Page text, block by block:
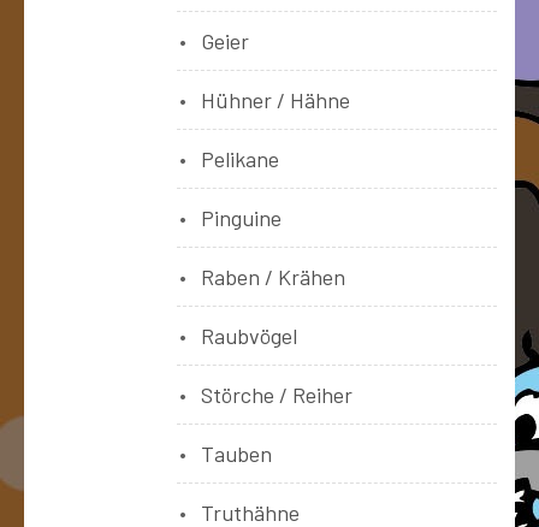
Geier
Hühner / Hähne
Pelikane
Pinguine
Raben / Krähen
Raubvögel
Störche / Reiher
Tauben
Truthähne